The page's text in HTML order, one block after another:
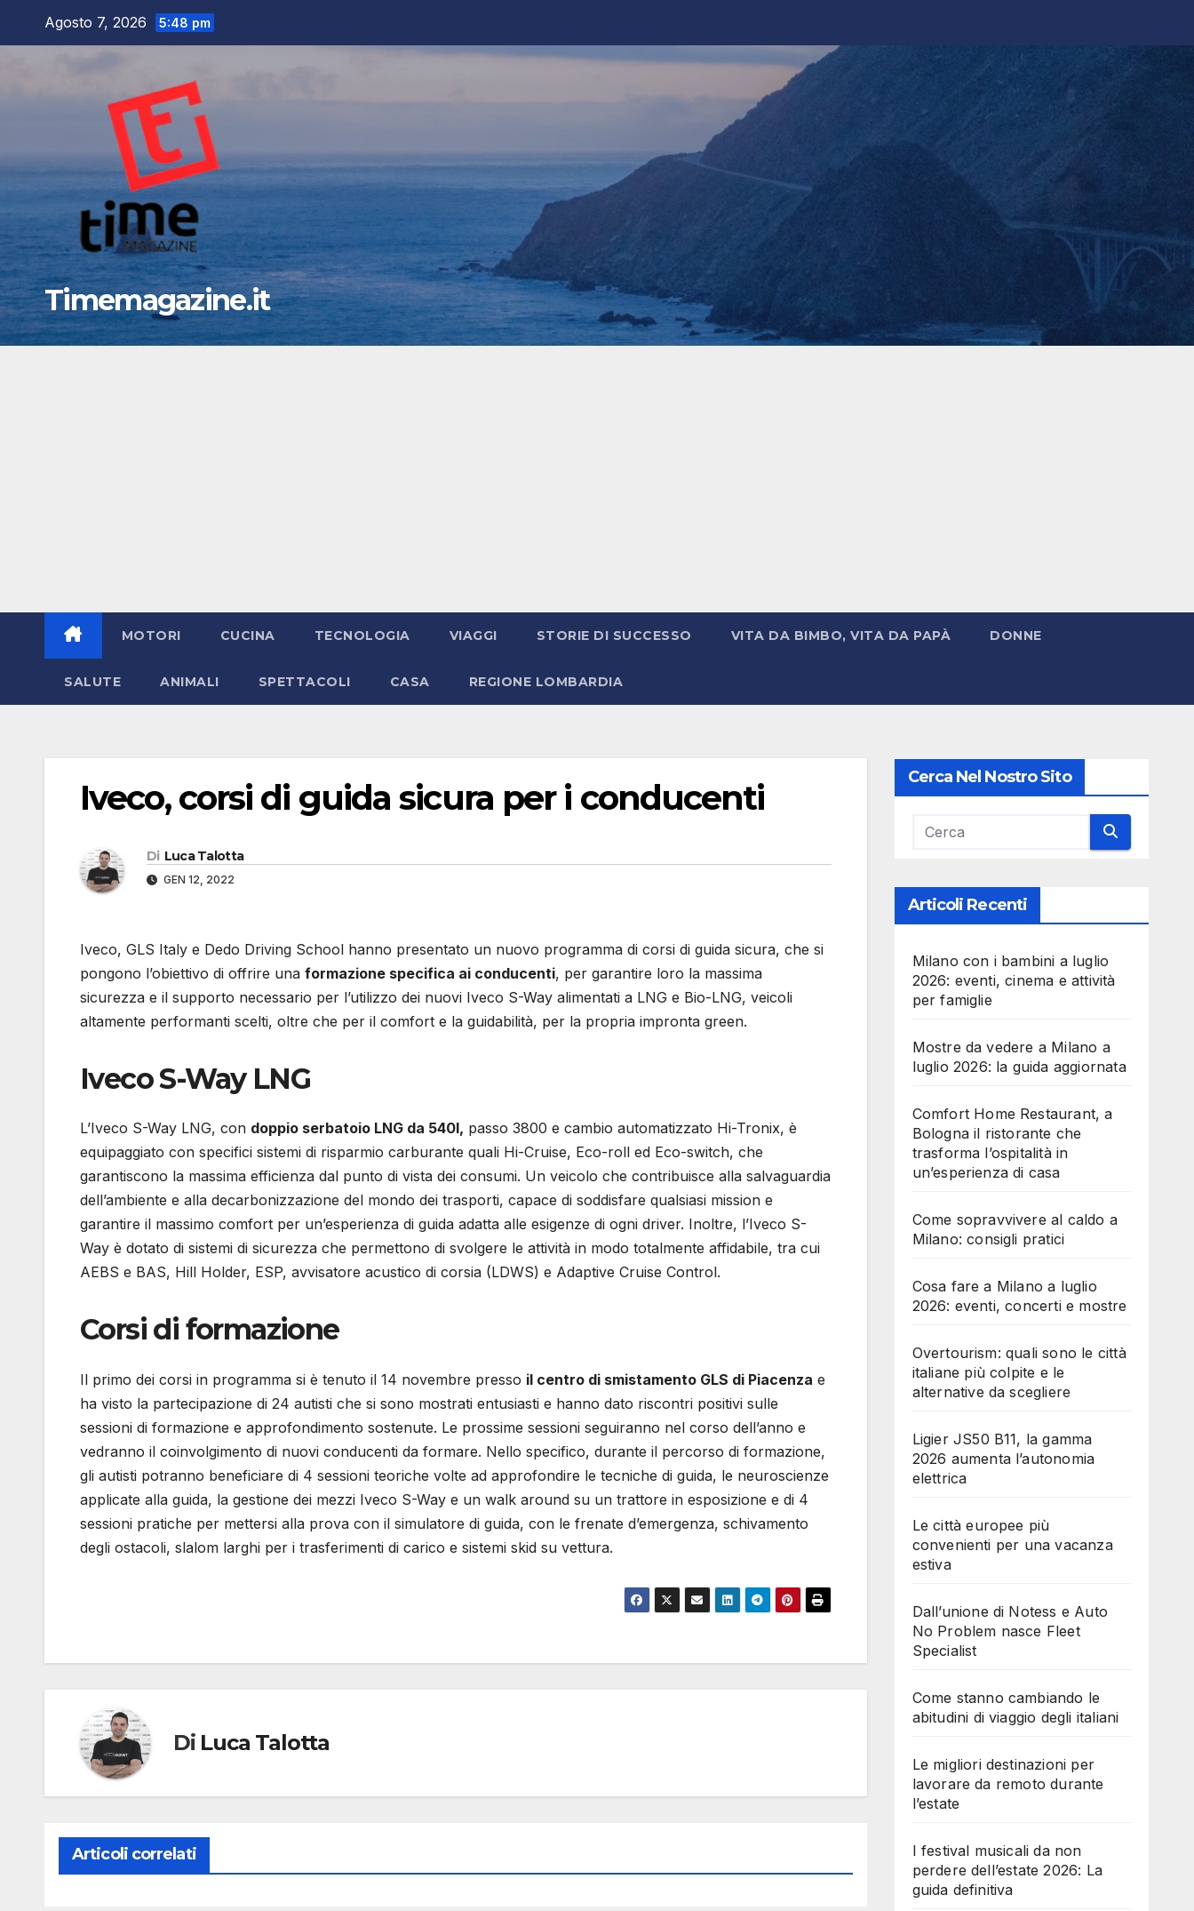
Agosto 7, 2026 5:48 pm
Timemagazine.it
MOTORI CUCINA TECNOLOGIA VIAGGI STORIE DI SUCCESSO VITA DA BIMBO, VITA DA PAPÀ DONNE
SALUTE ANIMALI SPETTACOLI CASA REGIONE LOMBARDIA
Iveco, corsi di guida sicura per i conducenti
Di Luca Talotta
GEN 12, 2022
Iveco, GLS Italy e Dedo Driving School hanno presentato un nuovo programma di corsi di guida sicura, che si
pongono l’obiettivo di offrire una formazione specifica ai conducenti, per garantire loro la massima
sicurezza e il supporto necessario per l’utilizzo dei nuovi Iveco S-Way alimentati a LNG e Bio-LNG, veicoli
altamente performanti scelti, oltre che per il comfort e la guidabilità, per la propria impronta green.
Iveco S-Way LNG
L’Iveco S-Way LNG, con doppio serbatoio LNG da 540l, passo 3800 e cambio automatizzato Hi-Tronix, è
equipaggiato con specifici sistemi di risparmio carburante quali Hi-Cruise, Eco-roll ed Eco-switch, che
garantiscono la massima efficienza dal punto di vista dei consumi. Un veicolo che contribuisce alla salvaguardia
dell’ambiente e alla decarbonizzazione del mondo dei trasporti, capace di soddisfare qualsiasi mission e
garantire il massimo comfort per un’esperienza di guida adatta alle esigenze di ogni driver. Inoltre, l’Iveco S-
Way è dotato di sistemi di sicurezza che permettono di svolgere le attività in modo totalmente affidabile, tra cui
AEBS e BAS, Hill Holder, ESP, avvisatore acustico di corsia (LDWS) e Adaptive Cruise Control.
Corsi di formazione
Il primo dei corsi in programma si è tenuto il 14 novembre presso il centro di smistamento GLS di Piacenza e
ha visto la partecipazione di 24 autisti che si sono mostrati entusiasti e hanno dato riscontri positivi sulle
sessioni di formazione e approfondimento sostenute. Le prossime sessioni seguiranno nel corso dell’anno e
vedranno il coinvolgimento di nuovi conducenti da formare. Nello specifico, durante il percorso di formazione,
gli autisti potranno beneficiare di 4 sessioni teoriche volte ad approfondire le tecniche di guida, le neuroscienze
applicate alla guida, la gestione dei mezzi Iveco S-Way e un walk around su un trattore in esposizione e di 4
sessioni pratiche per mettersi alla prova con il simulatore di guida, con le frenate d’emergenza, schivamento
degli ostacoli, slalom larghi per i trasferimenti di carico e sistemi skid su vettura.
Di Luca Talotta
Articoli correlati
Cerca Nel Nostro Sito
Articoli Recenti
Milano con i bambini a luglio
2026: eventi, cinema e attività
per famiglie
Mostre da vedere a Milano a
luglio 2026: la guida aggiornata
Comfort Home Restaurant, a
Bologna il ristorante che
trasforma l’ospitalità in
un’esperienza di casa
Come sopravvivere al caldo a
Milano: consigli pratici
Cosa fare a Milano a luglio
2026: eventi, concerti e mostre
Overtourism: quali sono le città
italiane più colpite e le
alternative da scegliere
Ligier JS50 B11, la gamma
2026 aumenta l’autonomia
elettrica
Le città europee più
convenienti per una vacanza
estiva
Dall’unione di Notess e Auto
No Problem nasce Fleet
Specialist
Come stanno cambiando le
abitudini di viaggio degli italiani
Le migliori destinazioni per
lavorare da remoto durante
l’estate
I festival musicali da non
perdere dell’estate 2026: La
guida definitiva